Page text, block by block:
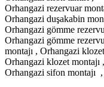
Orhangazi rezervuar
Orhangazi duşakabin
Orhangazi gömme
Orhangazi gömme
montajı , Orhangazi
Orhangazi klozet montajı ,
Orhangazi sifon